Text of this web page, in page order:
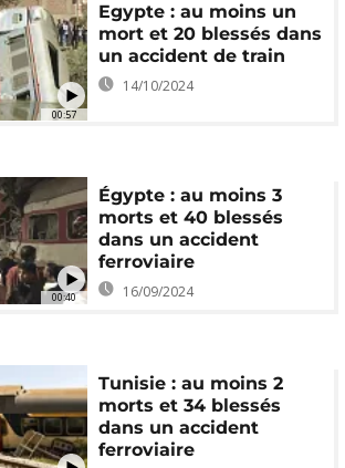
00:57
Egypte : au moins un
mort et 20 blessés dans
un accident de train
14/10/2024
00:40
Égypte : au moins 3
morts et 40 blessés
dans un accident
ferroviaire
16/09/2024
Tunisie : au moins 2
morts et 34 blessés
dans un accident
ferroviaire